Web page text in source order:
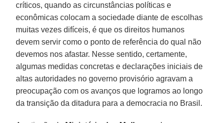
críticos, quando as circunstâncias políticas e
econômicas colocam a sociedade diante de escolhas
muitas vezes difíceis, é que os direitos humanos
devem servir como o ponto de referência do qual não
devemos nos afastar. Nesse sentido, certamente,
algumas medidas concretas e declarações iniciais de
altas autoridades no governo provisório agravam a
preocupação com os avanços que logramos ao longo
da transição da ditadura para a democracia no Brasil.